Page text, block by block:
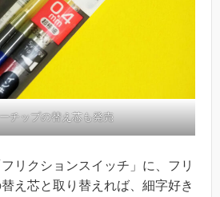
チップの替え芯も発売
リクションスイッチ」に、フリ
え芯と取り替えれば、細字好き